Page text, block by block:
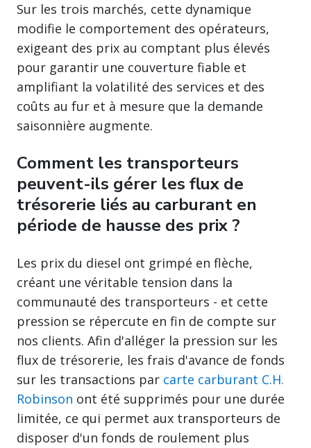
Sur les trois marchés, cette dynamique
modifie le comportement des opérateurs,
exigeant des prix au comptant plus élevés
pour garantir une couverture fiable et
amplifiant la volatilité des services et des
coûts au fur et à mesure que la demande
saisonnière augmente.
Comment les transporteurs
peuvent-ils gérer les flux de
trésorerie liés au carburant en
période de hausse des prix ?
Les prix du diesel ont grimpé en flèche,
créant une véritable tension dans la
communauté des transporteurs - et cette
pression se répercute en fin de compte sur
nos clients. Afin d'alléger la pression sur les
flux de trésorerie, les frais d'avance de fonds
sur les transactions par carte carburant C.H.
Robinson ont été supprimés pour une durée
limitée, ce qui permet aux transporteurs de
disposer d'un fonds de roulement plus